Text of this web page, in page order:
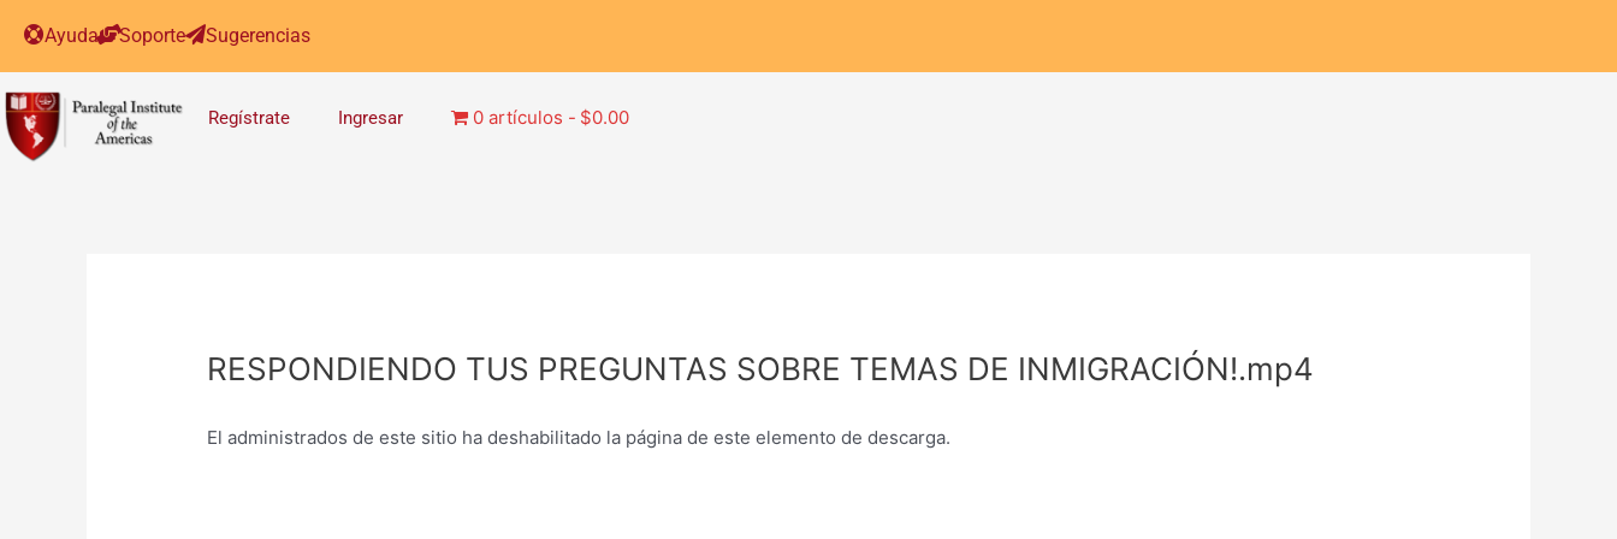
Ayuda Soporte Sugerencias
Regístrate Ingresar 0 artículos $0.00
RESPONDIENDO TUS PREGUNTAS SOBRE TEMAS DE INMIGRACIÓN!.mp4
El administrados de este sitio ha deshabilitado la página de este elemento de descarga.
navigation